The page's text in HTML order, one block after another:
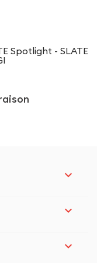
Spotlight - SLATE


